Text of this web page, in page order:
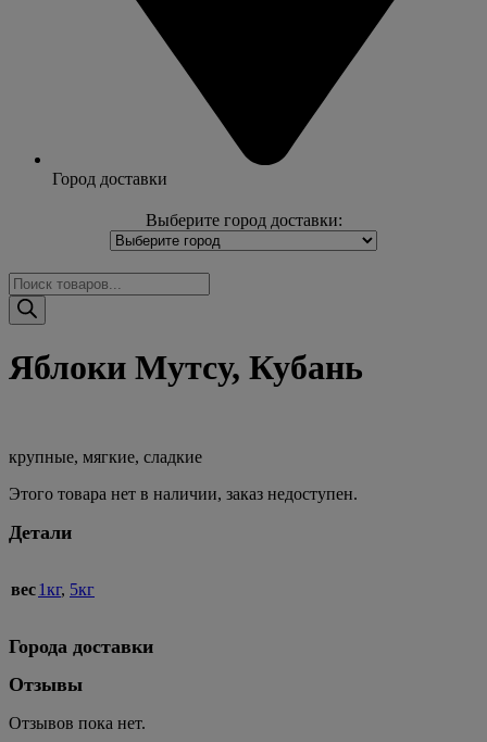
Город доставки
Выберите город доставки:
Поиск
товаров
Яблоки Мутсу, Кубань
крупные, мягкие, сладкие
Этого товара нет в наличии, заказ недоступен.
Детали
вес1кг, 5кг
Города доставки
Отзывы
Отзывов пока нет.